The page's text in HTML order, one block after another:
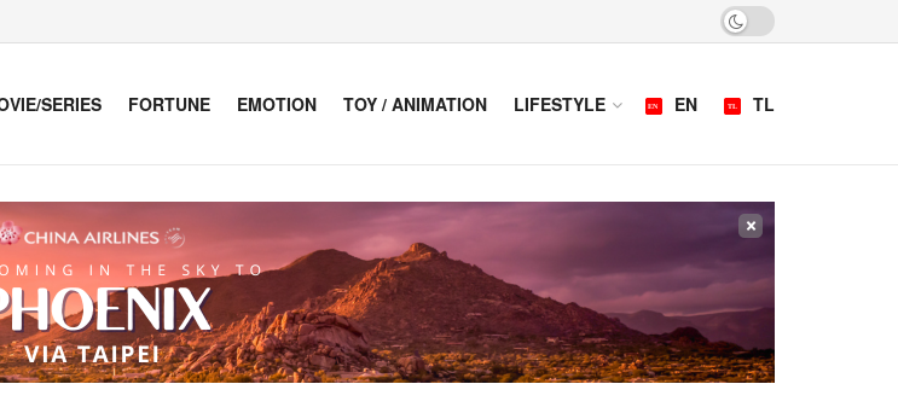
SERIES FORTUNE EMOTION TOY / ANIMATION LIFESTYLE EN TL
×